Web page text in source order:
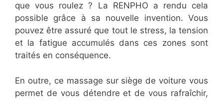
que vous roulez ? La RENPHO a rendu cela
possible grâce à sa nouvelle invention. Vous
pouvez être assuré que tout le stress, la tension
et la fatigue accumulés dans ces zones sont
traités en conséquence.
En outre, ce massage sur siège de voiture vous
permet de vous détendre et de vous rafraîchir,